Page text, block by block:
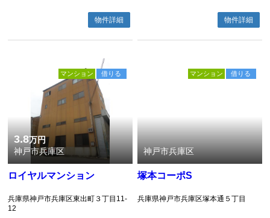
物件詳細 物件詳細
3.8万円
神戸市兵庫区
借りる
マンション
ロイヤルマンション
兵庫県神戸市兵庫区東出町３丁目11-
12
神戸市兵庫区
借りる
マンション
塚本コーポS
兵庫県神戸市兵庫区塚本通５丁目